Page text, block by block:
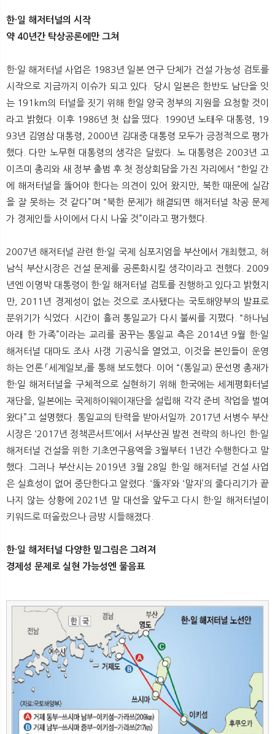
한·일 해저터널의 시작
약 40년간 탁상공론에만 그쳐
한·일 해저터널 사업은 1983년 일본 연구 단체가 건설 가능성 검토를
시작으로 지금까지 이슈가 되고 있다. 당시 일본은 한반도 남단을 잇
는 191km의 터널을 짓기 위해 한일 양국 정부의 지원을 요청할 것이
라고 밝혔다. 이후 1986년 첫 삽을 떴다. 1990년 노태우 대통령, 19
93년 김영삼 대통령, 2000년 김대중 대통령 모두가 긍정적으로 평가
했다. 다만 노무현 대통령의 생각은 달랐다. 노 대통령은 2003년 고
이즈미 총리와 새 정부 출범 후 첫 정상회담을 가진 자리에서 “한일 간
에 해저터널을 뚫어야 한다는 의견이 있어 왔지만, 북한 때문에 실감
을 잘 못하는 것 같다”며 “북한 문제가 해결되면 해저터널 착공 문제
가 경제인들 사이에서 다시 나올 것”이라고 평가했다.
2007년 해저터널 관련 한·일 국제 심포지엄을 부산에서 개최했고, 허
남식 부산시장은 건설 문제를 공론화시킬 생각이라고 전했다. 2009
년엔 이명박 대통령이 한·일 해저터널 검토를 진행하고 있다고 밝혔지
만, 2011년 경제성이 없는 것으로 조사됐다는 국토해양부의 발표로
분위기가 식었다. 시간이 흘러 통일교가 다시 불씨를 지폈다. “하나님
아래 한 가족”이라는 교리를 꿈꾸는 통일교 측은 2014년 9월 한·일
해저터널 대마도 조사 사갱 기공식을 열었고, 이것을 본인들이 운영
하는 언론 「세계일보」를 통해 보도했다. 이어 “(통일교) 문선명 총재가
한·일 해저터널을 구체적으로 실현하기 위해 한국에는 세계평화터널
재단을, 일본에는 국제하이웨이재단을 설립해 각각 준비 작업을 벌여
왔다”고 설명했다. 통일교의 탄력을 받아서일까. 2017년 서병수 부산
시장은 ‘2017년 정책콘서트’에서 서부산권 발전 전략의 하나인 한·일
해저터널 건설을 위한 기초연구용역을 3월부터 1년간 수행한다고 말
했다. 그러나 부산시는 2019년 3월 28일 한·일 해저터널 건설 사업
은 실효성이 없어 중단한다고 알렸다. ‘뚫자’와 ‘말자’의 줄다리기가 끝
나지 않는 상황에 2021년 말 대선을 앞두고 다시 한·일 해저터널이
키워드로 떠올랐으나 금방 시들해졌다.
한·일 해저터널 다양한 밑그림은 그려져
경제성 문제로 실현 가능성엔 물음표